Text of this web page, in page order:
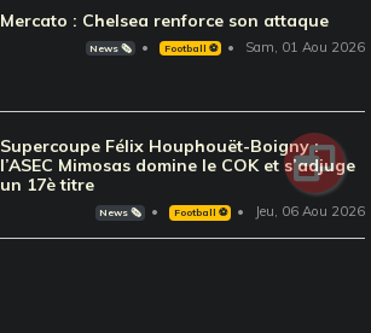
Mercato : Chelsea renforce son attaque
News 🗞️ Football ⚽️ Sam, 01 Aou 2026
Supercoupe Félix Houphouët-Boigny :
l’ASEC Mimosas domine le COK et s’adjuge
un 17è titre
News 🗞️ Football ⚽️ Jeu, 06 Aou 2026